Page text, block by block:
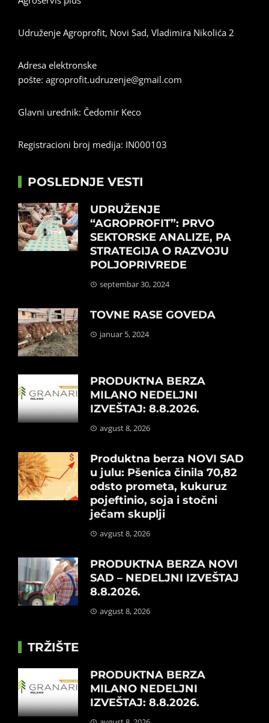
Udruženje Agroprofit, Novi Sad, Vladimira Nikolića 2
Adresa elektronske
pošte: agroprofit.udruzenje@gmail.com
Glavni urednik: Čedomir Keco
Registracioni broj medija: IN000103
POSLEDNJE VESTI
UDRUŽENJE
“AGROPROFIT”: PRVO
SEKTORSKE ANALIZE, PA
STRATEGIJA O RAZVOJU
POLJOPRIVREDE
septembar 30, 2024
TOVNE RASE GOVEDA
januar 5, 2024
PRODUKTNA BERZA
MILANO NEDELJNI
IZVEŠTAJ: 8.8.2026.
avgust 8, 2026
Produktna berza NOVI SAD
u julu: Pšenica činila 70,82
odsto prometa, kukuruz
pojeftinio, soja i stočni
ječam skuplji
avgust 8, 2026
PRODUKTNA BERZA NOVI
SAD – NEDELJNI IZVEŠTAJ
8.8.2026.
avgust 8, 2026
TRŽIŠTE
PRODUKTNA BERZA
MILANO NEDELJNI
IZVEŠTAJ: 8.8.2026.